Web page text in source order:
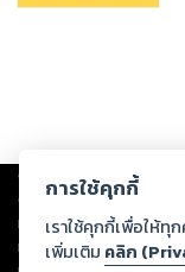
Copyright © 2026
ต่อผลงานหรือเนื้อหาใดที่อั
ทรัพย์สินทางปัญญาของบุ
ทุกท่านโปรดใช้วิจารณญา
การใช้คุกกี้
เราใช้คุกกี้เพื่อให้
เพิ่มเติม คลิก